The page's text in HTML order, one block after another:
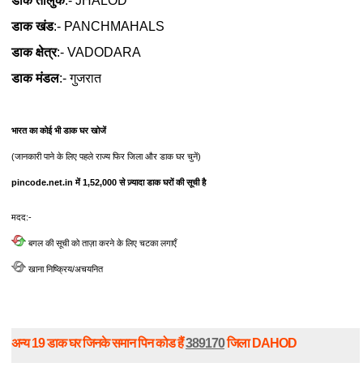
डाक खंड:- PANCHMAHALS
डाक क्षेत्र:- VADODARA
डाक मंडल:- गुजरात
भारत का कोई भी डाक घर खोजें
(जानकारी पाने के लिए पहले राज्य फिर जिला और डाक घर चुनें)
pincode.net.in में 1,52,000 से ज़्यादा डाक घरों की सूची है
मदद:-
बगल की सूची को ताज़ा करने के लिए चटका लगाएँ
खाना निष्क्रिय/अचयनित
अन्य 19 डाक घर जिनके समान पिन कोड हैं389170जिला DAHOD